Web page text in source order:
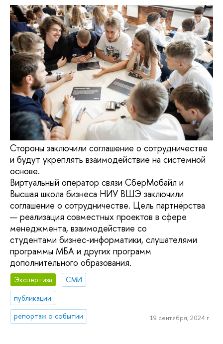
Стороны заключили соглашение о сотрудничестве
и будут укреплять взаимодействие на системной
основе.
Виртуальный оператор связи СберМобайл и
Высшая школа бизнеса НИУ ВШЭ заключили
соглашение о сотрудничестве. Цель партнёрства
— реализация совместных проектов в сфере
менеджмента, взаимодействие со
студентами бизнес-информатики, слушателями
программы МБА и других программ
дополнительного образования.
Экспертиза
СМИ
публикации
репортаж о событии
19 сентября, 2024 г.